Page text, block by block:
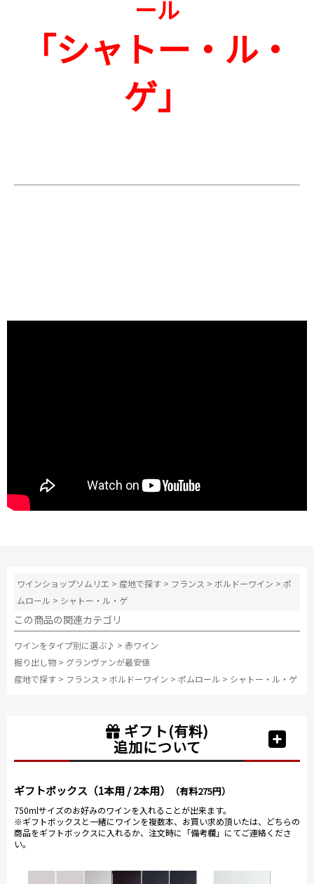
ール
「シャトー・ル・
ゲ」
ワインショップソムリエ > 産地で探す > フランス >ボルドーワイン >ポ
ムロール > シャトー・ル・ゲ
この商品の関連カテゴリ
ワインをタイプ別に選ぶ♪ > 赤ワイン
掘り出し物 > グランヴァンが最安値
産地で探す > フランス > ボルドーワイン > ポムロール > シャトー・ル・ゲ
ギフト(有料)
追加について
ギフトボックス（1本用 / 2本用） （有料275円）
750mlサイズのお好みのワインを入れることが出来ます。
※ギフトボックスと一緒にワインを複数本、お買い求め頂いたは、どちらの
商品をギフトボックスに入れるか、注文時に「備考欄」にてご連絡くださ
い。